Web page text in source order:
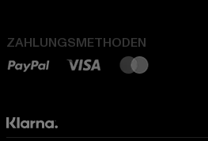
ZAHLUNGSMETHODEN